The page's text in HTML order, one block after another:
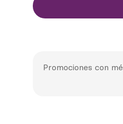
Promociones con